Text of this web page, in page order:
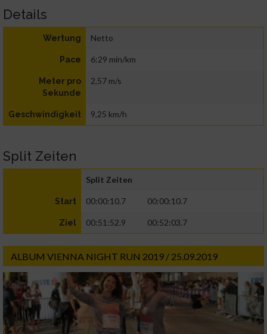
Details
Wertung Netto
Pace 6:29 min/km
Meter pro
Sekunde
2,57 m/s
Geschwindigkeit 9,25 km/h
Split Zeiten
Split Zeiten
Start 00:00:10.7 00:00:10.7
Ziel 00:51:52.9 00:52:03.7
ALBUM VIENNA NIGHT RUN 2019 / 25.09.2019